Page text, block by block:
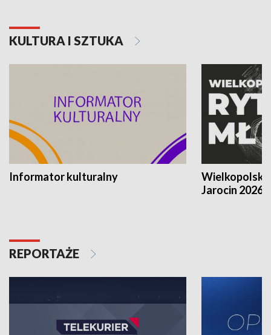
KULTURA I SZTUKA
Informator kulturalny
Jarocin 2026
REPORTAŻE